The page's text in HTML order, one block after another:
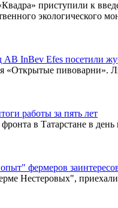
приступили к
экологического
InBev Efes посетили
пивоварни».
работы за пять лет
в Татарстане в
фермеров
Нестеровых",